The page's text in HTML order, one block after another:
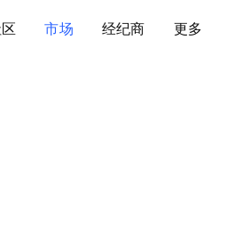
市场 经纪商 更多